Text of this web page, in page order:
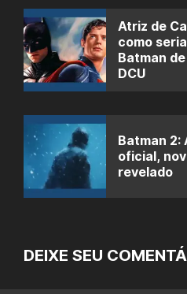
Atriz de
como
Batman
DCU
Batman 2:
oficial,
revelado
DEIXE SEU